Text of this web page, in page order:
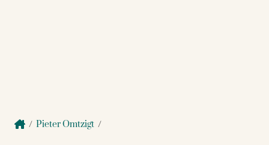
/ Pieter Omtzigt /